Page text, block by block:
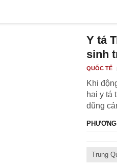
Y tá
sinh
QUỐC TẾ
Khi
hai y tá
dũng
Trung